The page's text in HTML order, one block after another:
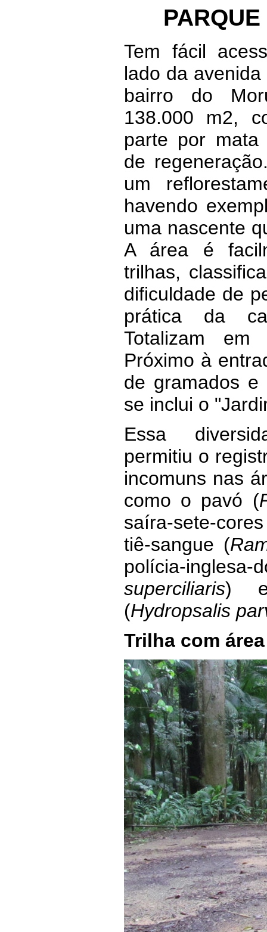
Tem fácil
lado da
bairro do
138.000 m2,
parte por mata
de
um
havendo
uma nascente
A área é
trilhas,
dificuldade de
prática da
Totalizam
Próximo à
de gramados e
se inclui o
Essa
permitiu o
incomuns nas
como o pavó (
saíra-sete-
tiê-sangue (
polícia-
superciliaris) e
(Hydropsalis
Trilha com